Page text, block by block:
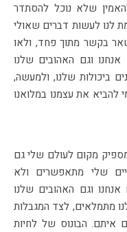
שלא נוכל להסתדר
לנו לעשות דברים שאולי
בקשר מתוך פחד, ולאו
וגם האהובים שלנו
ביכולות שלנו, ולמעשה,
להביא את עצמנו במלואנו
מקום לעולם שלי גם
שלי מתאפשרים ולא
וגם האהובים שלנו
מתמלאים, לצד המגבלות
איתם. הבונוס של לחיות